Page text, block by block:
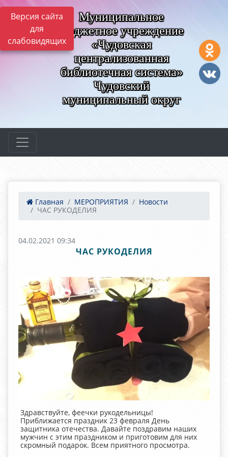
Версия сайта
для
слабовидящих
Муниципальное
бюджетное учреждение
«Чудовская
централизованная
библиотечная система»
Чудовский
муниципальный округ
Главная МЕРОПРИЯТИЯ
Новости
ЧАС РУКОДЕЛИЯ
04.02.2021 09:34
ЧАС РУКОДЕЛИЯ
Здравствуйте, феечки рукодельницы!
Приближается праздник 23 февраля День
защитника отечества. Давайте поздравим наших
мужчин с этим праздником и приготовим для них
скромный подарок. Всем приятного просмотра.